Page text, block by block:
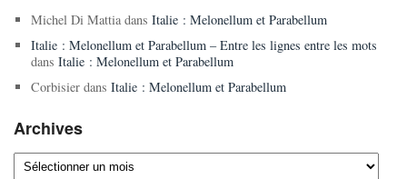
Michel Di Mattiadans Italie : Melonellum et Parabellum
Italie : Melonellum et Parabellum – Entre les lignes entre les mots
dans Italie : Melonellum et Parabellum
Corbisierdans Italie : Melonellum et Parabellum
Archives
Archives